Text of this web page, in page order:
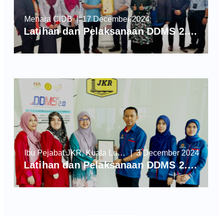
Latihan dan Pelaksanaan DDMS 2.0 di CIDB, Kuala Lumpur
Menara CIDB| 17 December 2024
Latihan dan Pelaksanaan DDMS 2.0 di JKR Ibu Pejabat, Kuala Lumpur
Ibu Pejabat JKR, Kuala Lumpur| 3 December 2024